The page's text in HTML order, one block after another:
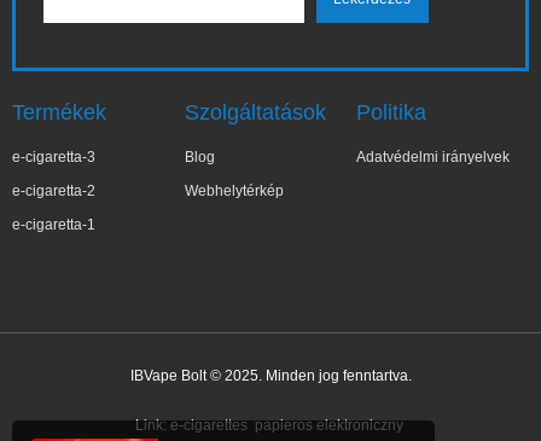
Termékek
e-cigaretta-3
e-cigaretta-2
e-cigaretta-1
Szolgáltatások
Blog
Webhelytérkép
Politika
Adatvédelmi irányelvek
IBVape Bolt © 2025. Minden jog fenntartva.
Link: e-cigarettes papieros elektroniczny
✕
Kar***lina